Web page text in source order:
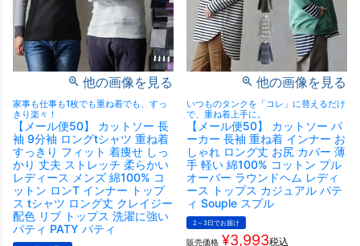
他の画像を見る
家事も仕事も1枚でも重ね着でも、すっ
きり楽々！
【メール便50】 カットソー 長
袖 9分袖 ロングtシャツ 重ね着
すっきり フィット 着痩せ しっ
かり 丈夫 ストレッチ 柔らかい
レディース メンズ 綿100% コ
ットン ロンT インナー トップ
ス tシャツ ロング丈 クレイジー
配色 リブ トップス 洗濯に強い
パティ PATY パティ
他の画像を見る
いつものタンクを「コレ」に替えるだけ
で、重ね着上手に。
【メール便50】 カットソー パ
ーカー 長袖 重ね着 インナー お
しゃれ ロング丈 お尻 カバー 薄
手 軽い 綿100% コットン プル
オーバー ラウンドヘム レディ
ース トップス カジュアル パテ
ィ Souple スプル
2～3日でお届け
販売価格 ¥3,993税込